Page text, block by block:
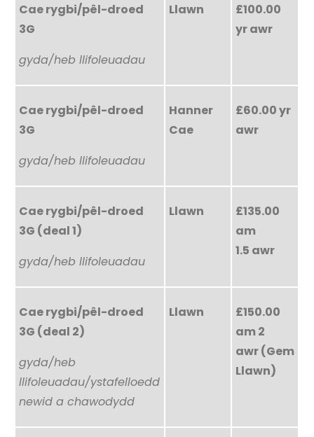
Cae rygbi/pêl-droed
3G
gyda/heb llifoleuadau
Llawn
£100.00
yr awr
Cae rygbi/pêl-droed
3G
gyda/heb llifoleuadau
Hanner
Cae
£60.00 yr
awr
Cae rygbi/pêl-droed
3G (deal 1)
gyda/heb llifoleuadau
Llawn
£135.00
am
1.5 awr
Cae rygbi/pêl-droed
3G (deal 2)
gyda/heb
llifoleuadau/ystafelloedd
newid a chawodydd
Llawn
£150.00
am 2
awr (Gem
Llawn)